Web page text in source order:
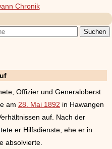
Offizier und Generaloberst
am 28. Mai 1892 in Hawangen
auf. Nach der
er Hilfsdienste, ehe er in
absolvierte.